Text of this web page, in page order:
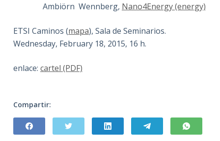
Ambiörn Wennberg, Nano4Energy (energy)
ETSI Caminos (mapa), Sala de Seminarios.
Wednesday, February 18, 2015, 16 h.
enlace: cartel (PDF)
Compartir: